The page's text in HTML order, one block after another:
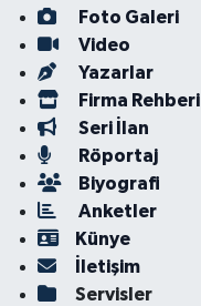
Foto Galeri
Video
Yazarlar
Firma Rehberi
Seri İlan
Röportaj
Biyografi
Anketler
Künye
İletişim
Servisler